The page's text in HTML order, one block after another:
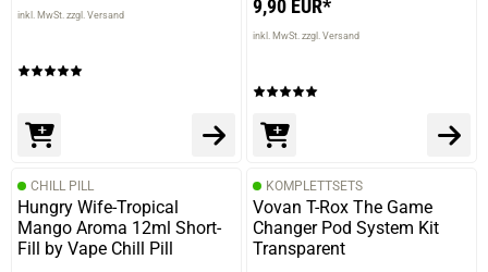
inkl. MwSt. zzgl. Versand 9,90 EUR*
inkl. MwSt. zzgl. Versand
CHILL PILL
Hungry Wife-Tropical
Mango Aroma 12ml Short-
Fill by Vape Chill Pill
KOMPLETTSETS
Vovan T-Rox The Game
Changer Pod System Kit
Transparent